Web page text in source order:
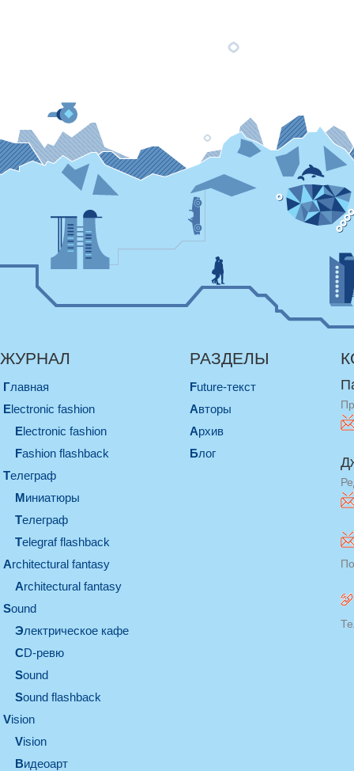
ЖУРНАЛ
Главная
electronic fashion
electronic fashion
Fashion flashback
телеграф
миниатюры
телеграф
Telegraf flashback
architectural fantasy
architectural fantasy
sound
электрическое кафе
CD-ревю
sound
Sound flashback
vision
vision
видеоарт
РАЗДЕЛЫ
Future-текст
Авторы
Архив
Блог